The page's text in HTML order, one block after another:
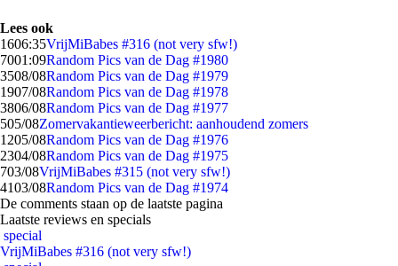
Lees ook
1606:35VrijMiBabes #316 (not very sfw!)
7001:09Random Pics van de Dag #1980
3508/08Random Pics van de Dag #1979
1907/08Random Pics van de Dag #1978
3806/08Random Pics van de Dag #1977
505/08Zomervakantieweerbericht: aanhoudend zomers
1205/08Random Pics van de Dag #1976
2304/08Random Pics van de Dag #1975
703/08VrijMiBabes #315 (not very sfw!)
4103/08Random Pics van de Dag #1974
De comments staan op de laatste pagina
Laatste reviews en specials
special
VrijMiBabes #316 (not very sfw!)